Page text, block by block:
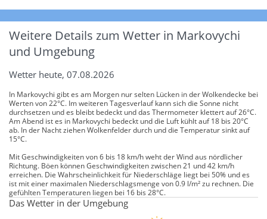
Weitere Details zum Wetter in Markovychi
und Umgebung
Wetter heute, 07.08.2026
In Markovychi gibt es am Morgen nur selten Lücken in der Wolkendecke bei
Werten von 22°C. Im weiteren Tagesverlauf kann sich die Sonne nicht
durchsetzen und es bleibt bedeckt und das Thermometer klettert auf 26°C.
Am Abend ist es in Markovychi bedeckt und die Luft kühlt auf 18 bis 20°C
ab. In der Nacht ziehen Wolkenfelder durch und die Temperatur sinkt auf
15°C.
Mit Geschwindigkeiten von 6 bis 18 km/h weht der Wind aus nördlicher
Richtung. Böen können Geschwindigkeiten zwischen 21 und 42 km/h
erreichen. Die Wahrscheinlichkeit für Niederschläge liegt bei 50% und es
ist mit einer maximalen Niederschlagsmenge von 0.9 l/m² zu rechnen. Die
gefühlten Temperaturen liegen bei 16 bis 28°C.
Das Wetter in der Umgebung